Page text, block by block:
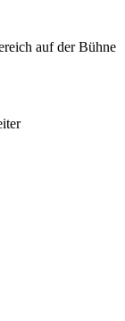
auf der Bühne